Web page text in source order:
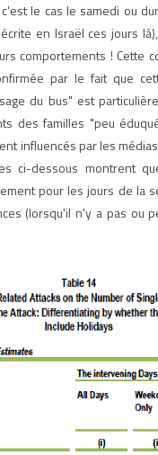
le cas le samedi ou
en Israël ces jours
comportements ! Cette
par le fait que
du bus" est
des familles "peu
influencés par les
ci-dessous montrent
pour les jours de la
(lorsqu'il n'y a pas ou